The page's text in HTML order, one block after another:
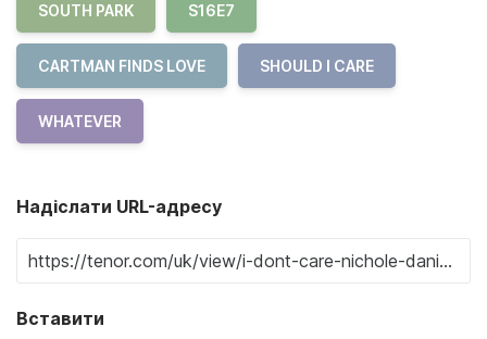
SOUTH PARK S16E7
CARTMAN FINDS LOVE SHOULD I CARE
WHATEVER
Надіслати URL-адресу
Вставити